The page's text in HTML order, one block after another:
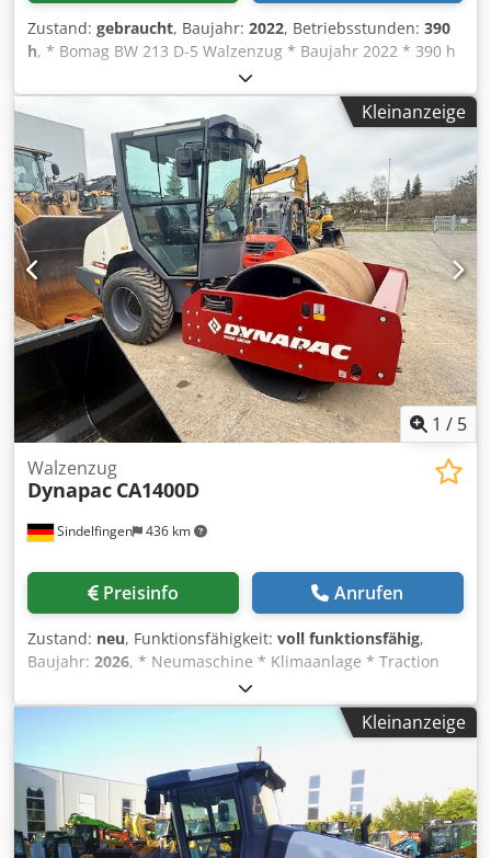
Zustand: gebraucht, Baujahr: 2022, Betriebsstunden: 390
h, * Bomag BW 213 D-5 Walzenzug * Baujahr 2022 * 390 h
* Euro 5 Codpsyr U Tnofx Agusha * 12500-14800 kg * 95KW
Deutz Motor * Klimaanalage * Reifen: 23,1-26IND *
NEUWERTIG!
Kleinanzeige
1 / 5
Sindelfingen 436 km
Walzenzug
Dynapac CA1400D
Preisinfo Anrufen
Zustand: neu, Funktionsfähigkeit: voll funktionsfähig,
Baujahr: 2026, * Neumaschine * Klimaanlage * Traction
Control / Ec * Seismic * Kubota V 3307 CR-TE5 Motor (55
kW - 75 PS) Chedjyuvxwopfx Aguja * Statische Linienlast 20
kg/cm² * Zwei Fahrstufen * sofort Lieferbar *
Einsatzgewicht 6.650 kg (max Gewicht 7.700kg) *
Bandagenbreite 1.676 mm * sofort Lieferbar
Kleinanzeige